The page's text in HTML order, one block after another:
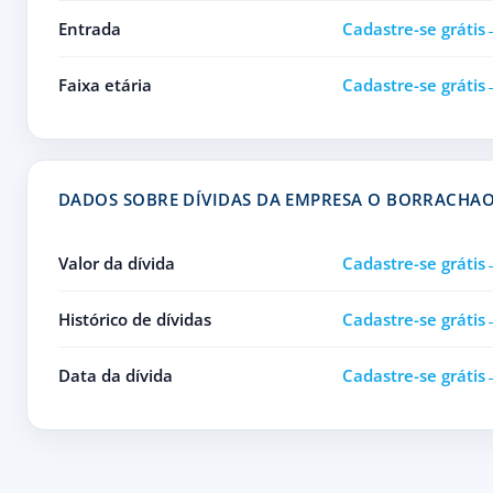
Entrada Cadastre-se grátis
Faixa etária Cadastre-se grátis
DADOS SOBRE DÍVIDAS DA EMPRESA O
Valor da dívida Cadastre-se grátis
Histórico de dívidas Cadastre-se grátis
Data da dívida Cadastre-se grátis